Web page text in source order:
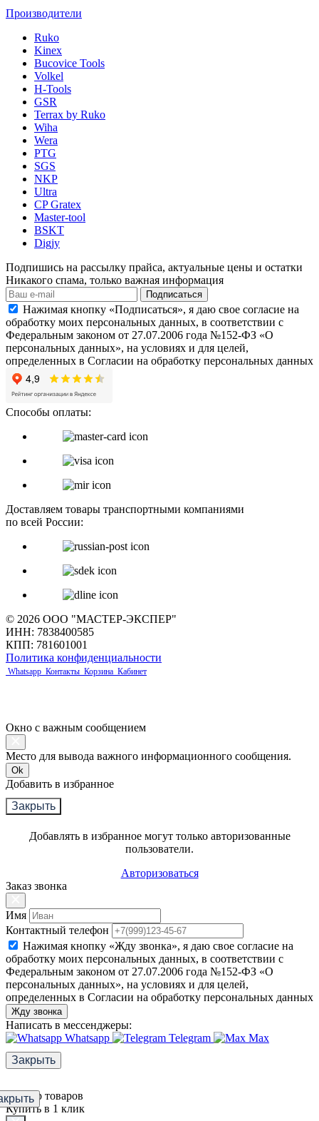
Производители
Ruko
Kinex
Bucovice Tools
Volkel
H-Tools
GSR
Terrax by Ruko
Wiha
Wera
PTG
SGS
NKP
Ultra
CP Gratex
Master-tool
BSKT
Digjy
Подпишись на рассылку прайса, актуальные цены и остатки
Никакого спама, только важная информация
Подписаться
Нажимая кнопку «Подписаться», я даю свое согласие на
обработку моих персональных данных, в соответствии с
Федеральным законом от 27.07.2006 года №152-ФЗ «О
персональных данных», на условиях и для целей,
определенных в Согласии на обработку персональных данных
Способы оплаты:
Доставляем товары транспортными компаниями
по всей России:
© 2026 ООО "МАСТЕР-ЭКСПЕР"
ИНН: 7838400585
КПП: 781601001
Политика конфиденциальности
Whatsapp Контакты Корзина Кабинет
Окно с важным сообщением
Место для вывода важного информационного сообщения.
Ok
Добавить в избранное
Закрыть
Добавлять в избранное могут только авторизованные
пользователи.
Авторизоваться
Заказ звонка
Имя
Контактный телефон
Нажимая кнопку «Жду звонка», я даю свое согласие на
обработку моих персональных данных, в соответствии с
Федеральным законом от 27.07.2006 года №152-ФЗ «О
персональных данных», на условиях и для целей,
определенных в Согласии на обработку персональных данных
Жду звонка
Написать в мессенджеры:
Whatsapp
Telegram
Max
Закрыть
Фильтр товаров
Купить в 1 клик